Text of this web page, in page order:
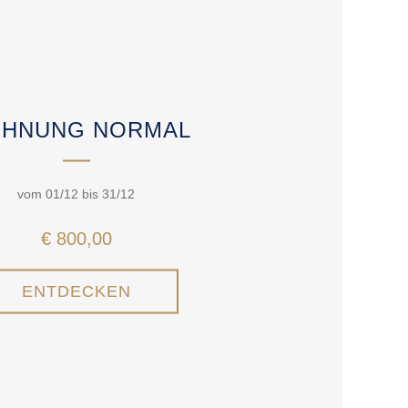
NORMAL
vom 01/12 bis 31/12
€ 800,00
ENTDECKEN